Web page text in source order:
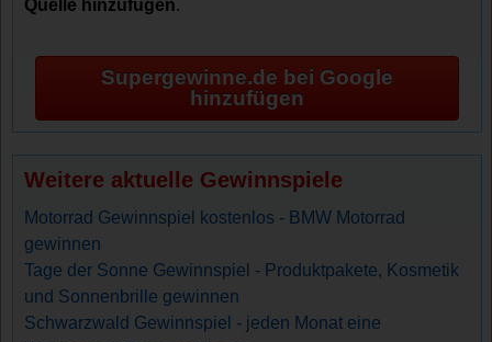
Quelle hinzufügen.
Supergewinne.de bei Google
hinzufügen
Weitere aktuelle Gewinnspiele
Motorrad Gewinnspiel kostenlos - BMW Motorrad
gewinnen
Tage der Sonne Gewinnspiel - Produktpakete, Kosmetik
und Sonnenbrille gewinnen
Schwarzwald Gewinnspiel - jeden Monat eine